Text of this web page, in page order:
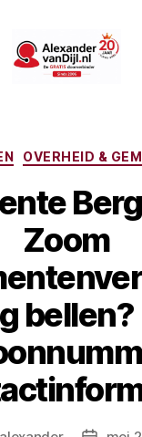
OVERHEID &
Zoom
g bellen?